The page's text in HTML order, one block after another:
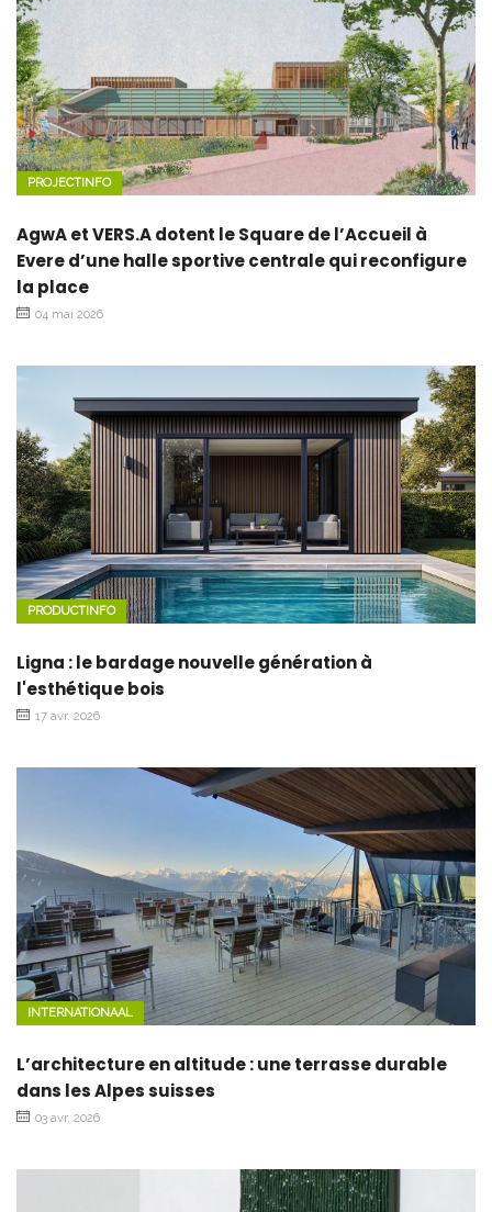
PROJECTINFO
AgwA et VERS.A dotent le Square de l’Accueil à
Evere d’une halle sportive centrale qui reconfigure
la place
04 mai 2026
PRODUCTINFO
Ligna : le bardage nouvelle génération à
l'esthétique bois ​
17 avr. 2026
INTERNATIONAAL
L’architecture en altitude : une terrasse durable
dans les Alpes suisses
03 avr. 2026